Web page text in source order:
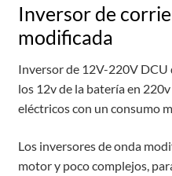
Inversor de
modificada
Inversor de 12V-220V
los 12v de la batería en
eléctricos con un consumo
Los inversores de onda
motor y poco complejos,